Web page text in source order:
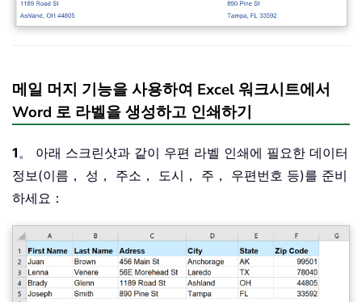
메일 머지 기능을 사용하여 Excel 워크시트에서
Word 로 라벨을 생성하고 인쇄하기
1。 아래 스크린샷과 같이 우편 라벨 인쇄에 필요한 데이터
정보(이름， 성， 주소， 도시， 주， 우편번호 등)를 준비
하세요：